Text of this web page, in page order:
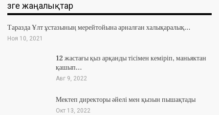
Өзге жаңалықтар
Таразда Ұлт ұстазының мерейтойына арналған халықаралық…
Ноя 10, 2021
12 жастағы қыз арқанды тісімен кеміріп, маньяктан
қашып…
Авг 9, 2022
Мектеп директоры әйелі мен қызын пышақтады
Окт 13, 2022